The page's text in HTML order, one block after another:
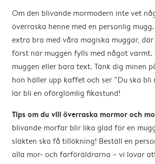
Om den blivande mormodern inte vet
överraska henne med en personlig
extra bra med våra magiska muggar,
först när muggen fylls med något varmt.
muggen eller bara text. Tänk dig minen
hon häller upp kaffet och ser ”Du ska bli
lär bli en oförglömlig fikastund!
Tips om du vill överraska mormor och
blivande morfar blir lika glad för en
släkten ska få tillökning! Beställ en
alla mor- och farföräldrarna – vi lovar